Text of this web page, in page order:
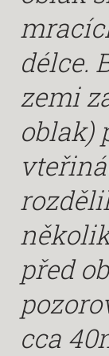
délce.
zemi
oblak)
před
cca